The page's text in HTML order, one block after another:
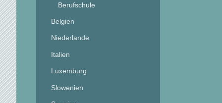
Berufschule
Belgien
Niederlande
Italien
Luxemburg
Slowenien